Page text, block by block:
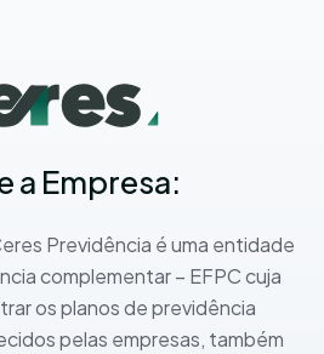
a Empresa:
Previdência é uma entidade
complementar – EFPC cuja
os planos de previdência
pelas empresas, também